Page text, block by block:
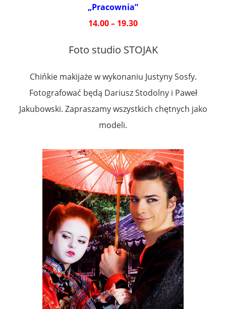
„Pracownia”
14.00 – 19.30
Foto studio STOJAK
Chińkie makijaże w wykonaniu Justyny Sosfy.
Fotografować będą Dariusz Stodolny i Paweł
Jakubowski. Zapraszamy wszystkich chętnych jako
modeli.